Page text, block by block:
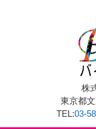
株
東京都
TEL:03-